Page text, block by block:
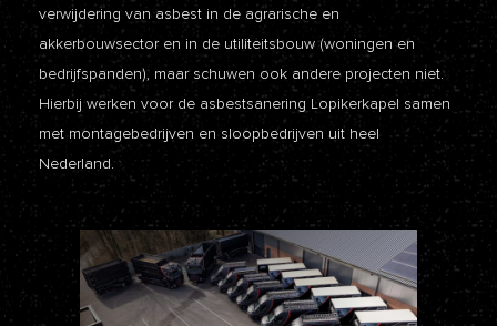
verwijdering van asbest in de agrarische en
akkerbouwsector en in de utiliteitsbouw (woningen en
bedrijfspanden), maar schuwen ook andere projecten niet.
Hierbij werken voor de asbestsanering Lopikerkapel samen
met montagebedrijven en sloopbedrijven uit heel
Nederland.